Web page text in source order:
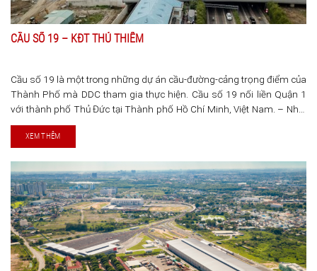
CẦU SỐ 19 – KĐT THỦ THIÊM
Cầu số 19 là một trong những dự án cầu-đường-cảng trọng điểm của
Thành Phố mà DDC tham gia thực hiện. Cầu số 19 nối liền Quận 1
với thành phố Thủ Đức tại Thành phố Hồ Chí Minh, Việt Nam. – Nhịp
chính: 200 m
XEM THÊM